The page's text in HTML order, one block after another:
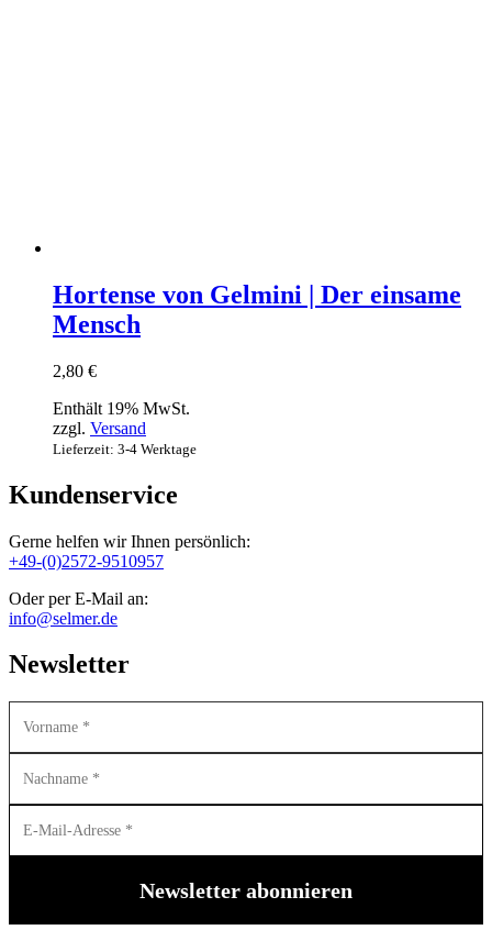
Hortense von Gelmini | Der einsame
Mensch
2,80 €
Enthält 19% MwSt.
zzgl. Versand
Lieferzeit: 3-4 Werktage
Kundenservice
Gerne helfen wir Ihnen persönlich:
+49-(0)2572-9510957
Oder per E-Mail an:
info@selmer.de
Newsletter